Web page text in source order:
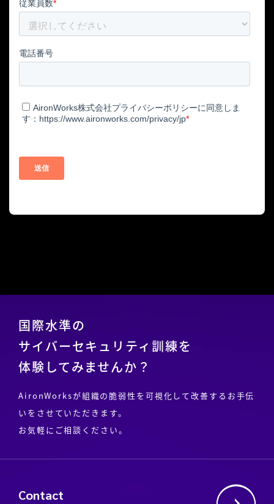
国際水準の
サイバーセキュリティ訓練を
体験してみませんか？
AironWorksが組織の脆弱性を可視化して改善するお手伝
いをさせていただきます。
お気軽にご相談ください。
Contact